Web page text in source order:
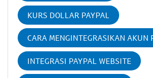
KURS DOLLAR PAYPAL
CARA MENGINTEGRASIKAN AKUN
INTEGRASI PAYPAL WEBSITE